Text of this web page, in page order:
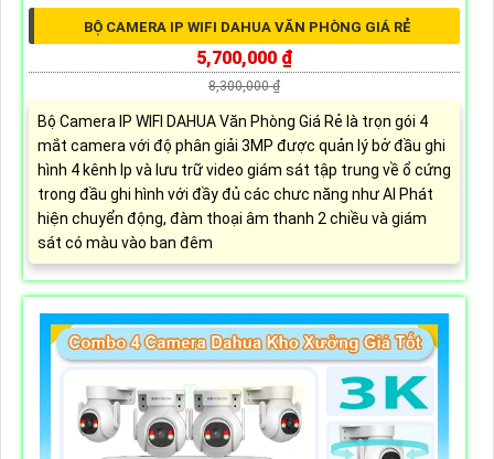
BỘ CAMERA IP WIFI DAHUA VĂN PHÒNG GIÁ RẺ
5,700,000 ₫
8,300,000 ₫
Bộ Camera IP WIFI DAHUA Văn Phòng Giá Rẻ là trọn gói 4
mắt camera với độ phân giải 3MP được quản lý bở đầu ghi
hình 4 kênh Ip và lưu trữ video giám sát tập trung về ổ cứng
trong đầu ghi hình với đầy đủ các chưc năng như AI Phát
hiện chuyển động, đàm thoại âm thanh 2 chiều và giám
sát có màu vào ban đêm